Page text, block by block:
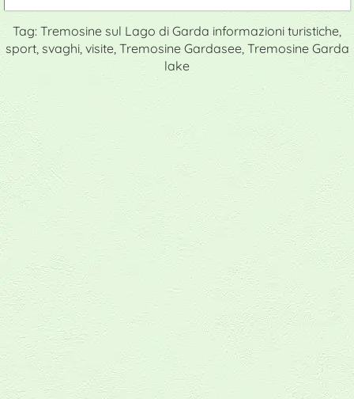
Tag: Tremosine sul Lago di Garda informazioni turistiche,
sport, svaghi, visite, Tremosine Gardasee, Tremosine Garda
lake